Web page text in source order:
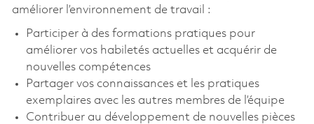
améliorer l’environnement de travail :
Participer à des formations pratiques pour
améliorer vos habiletés actuelles et acquérir de
nouvelles compétences
Partager vos connaissances et les pratiques
exemplaires avec les autres membres de l’équipe
Contribuer au développement de nouvelles pièces